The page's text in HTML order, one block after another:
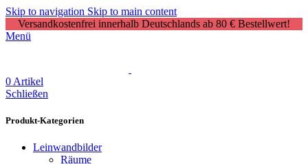
Skip to navigation Skip to main content
Versandkostenfrei innerhalb Deutschlands ab 80 € Bestellwert!
Menü
0 Artikel
Schließen
Produkt-Kategorien
Leinwandbilder
Räume